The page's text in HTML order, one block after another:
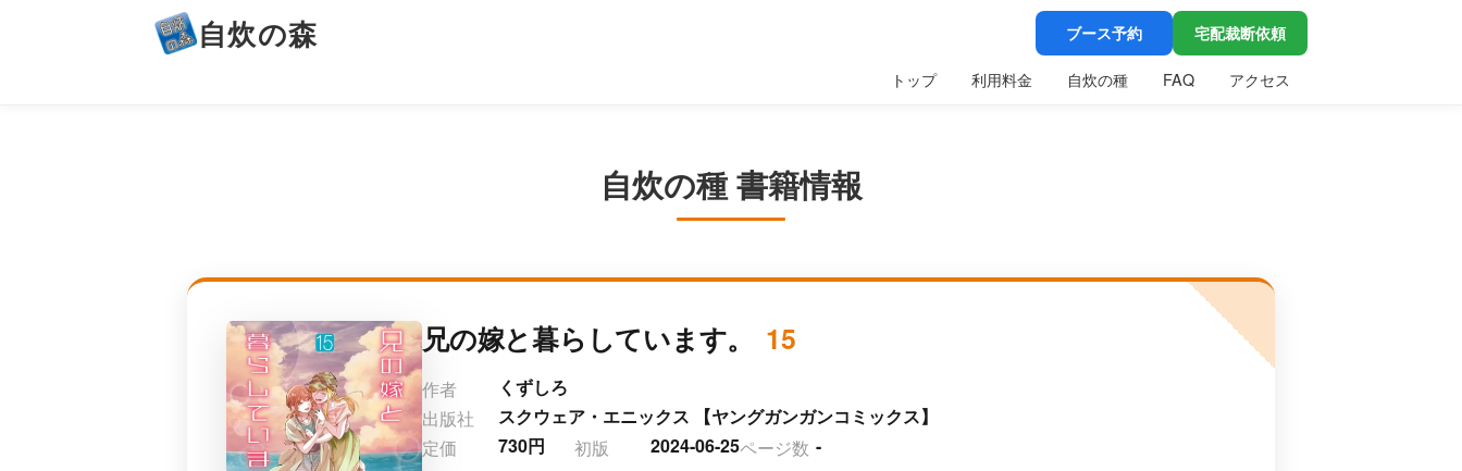
自炊の森 ブース予約 宅配裁断依頼
トップ 利用料金 自炊の種 FAQ アクセス
自炊の種 書籍情報
兄の嫁と暮らしています。 15
作者
くずしろ
出版社
スクウェア・エニックス 【ヤングガンガンコミックス】
定価
730円 初版 2024-06-25ページ数 -